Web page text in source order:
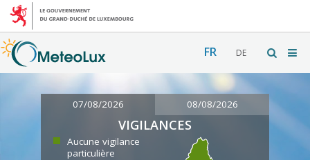
FR DE
07/08/2026 08/08/2026
VIGILANCES
Aucune vigilance
particulière